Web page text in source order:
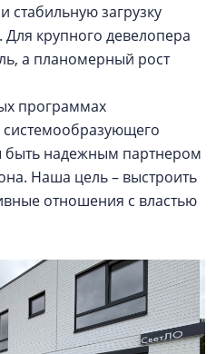
стабильную загрузку
крупного девелопера
а планомерный рост
программах
системообразующего
быть надежным партнером
Наша цель – выстроить
отношения с властью